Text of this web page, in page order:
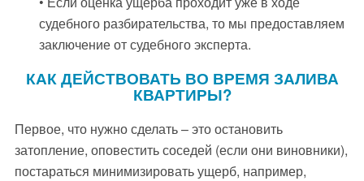
судебного разбирательства, то мы предоставляем
заключение от судебного эксперта.
КАК ДЕЙСТВОВАТЬ ВО ВРЕМЯ ЗАЛИВА
КВАРТИРЫ?
Первое, что нужно сделать – это остановить
затопление, оповестить соседей (если они виновники),
постараться минимизировать ущерб, например,